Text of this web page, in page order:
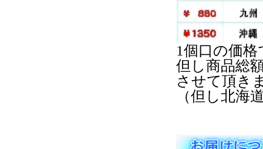
1個口の価
但し商品総
させて頂き
（但し北海